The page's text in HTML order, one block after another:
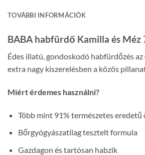
TOVÁBBI INFORMÁCIÓK
BABA habfürdő Kamilla és Méz
Édes illatú, gondoskodó habfürdőzés az
extra nagy kiszerelésben a közös
Miért érdemes használni?
Több mint 91% természetes eredetű
Bőrgyógyászatilag tesztelt formula
Gazdagon és tartósan habzik